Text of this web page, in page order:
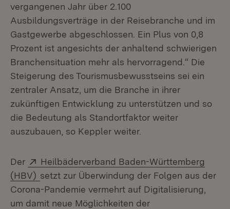
vergangenen Jahr über 2.100
Ausbildungsverträge in der Reisebranche und im
Gastgewerbe abgeschlossen. Ein Plus von 0,8
Prozent ist angesichts der anhaltend schwierigen
Branchensituation mehr als hervorragend.“ Die
Steigerung des Tourismusbewusstseins sei ein
zentraler Ansatz, um die Branche in ihrer
zukünftigen Entwicklung zu unterstützen und so
die Bedeutung als Standortfaktor weiter
auszubauen, so Keppler weiter.
Der Extern:
Heilbäderverband Baden-Württemberg
(HBV) (Öffnet in neuem Fenster)
setzt zur Überwindung der Folgen aus der
Corona-Pandemie vermehrt auf Digitalisierung,
um damit neue Möglichkeiten der